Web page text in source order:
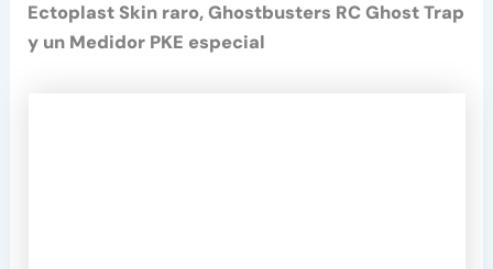
Ectoplast Skin raro, Ghostbusters RC Ghost Trap
y un Medidor PKE especial